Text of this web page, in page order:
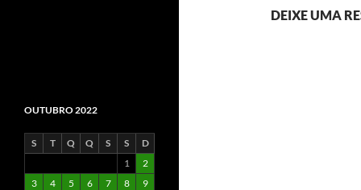
DEIXE UMA
OUTUBRO 2022
S T Q Q S S
D
1
2
3
4 5 6 7 8
9